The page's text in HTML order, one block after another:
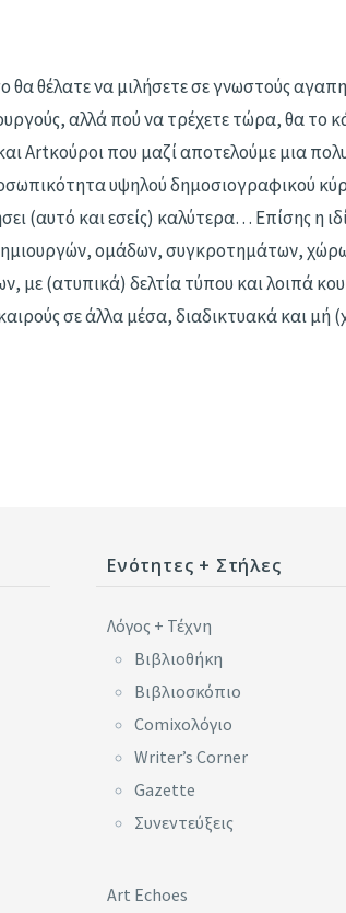
θα θέλατε να μιλήσετε σε γνωστούς
αλλά πού να τρέχετε τώρα, θα το
Artκούροι που μαζί αποτελούμε μια
υψηλού δημοσιογραφικού
(αυτό και εσείς) καλύτερα… Επίσης η
ομάδων, συγκροτημάτων,
με (ατυπικά) δελτία τύπου και λοιπά
σε άλλα μέσα, διαδικτυακά και μή
Ενότητες + Στήλες
Λόγος + Τέχνη
Βιβλιοθήκη
Βιβλιοσκόπιο
Comixoλόγιο
Writer’s Corner
Gazette
Συνεντεύξεις
Art Echoes